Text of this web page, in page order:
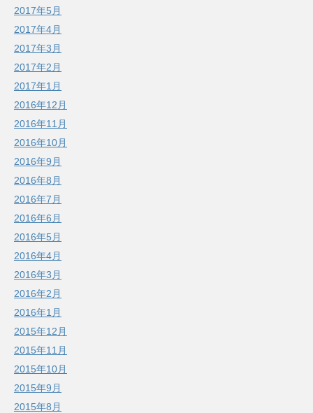
2017年5月
2017年4月
2017年3月
2017年2月
2017年1月
2016年12月
2016年11月
2016年10月
2016年9月
2016年8月
2016年7月
2016年6月
2016年5月
2016年4月
2016年3月
2016年2月
2016年1月
2015年12月
2015年11月
2015年10月
2015年9月
2015年8月